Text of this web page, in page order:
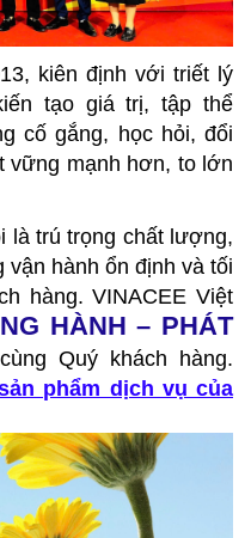
kiên định với triết lý
tạo giá trị, tập thể
cố gắng, học hỏi, đổi
vững mạnh hơn, to lớn
là trú trọng chất lượng,
vận hành ổn định và tối
hàng. VINACEE Việt
HÀNH – PHÁT
cùng Quý khách
hàng.
phẩm dịch vụ của